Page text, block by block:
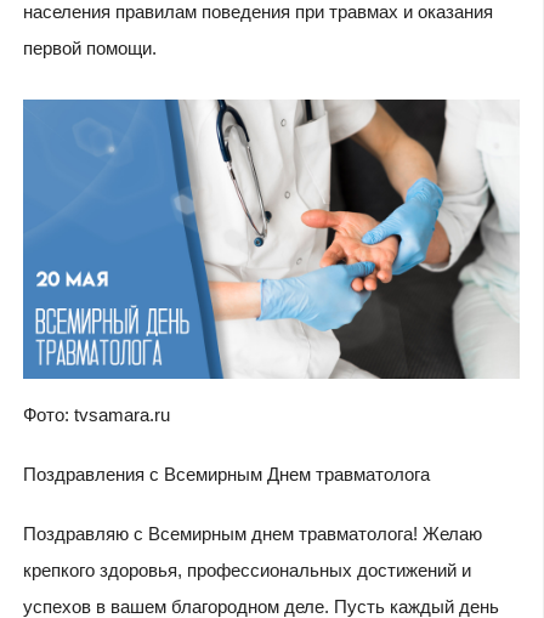
населения правилам поведения при травмах и оказания
первой помощи.
Фото: tvsamara.ru
Поздравления с Всемирным Днем травматолога
Поздравляю с Всемирным днем травматолога! Желаю
крепкого здоровья, профессиональных достижений и
успехов в вашем благородном деле. Пусть каждый день